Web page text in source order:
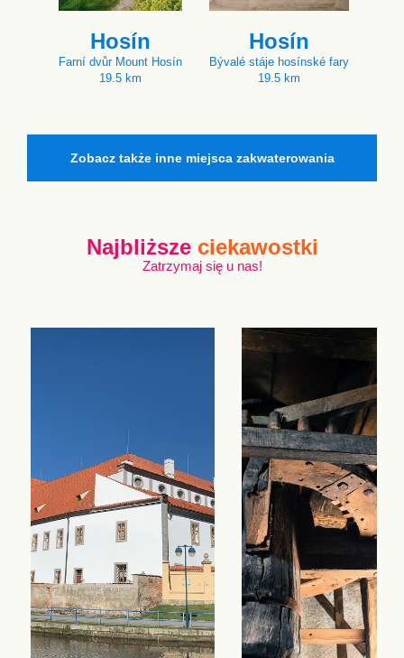
Hosín
Farní dvůr Mount Hosín
19.5 km
Hosín
Bývalé stáje hosínské fary
19.5 km
Zobacz także inne miejsca zakwaterowania
Najbliższe ciekawostki
Zatrzymaj się u nas!